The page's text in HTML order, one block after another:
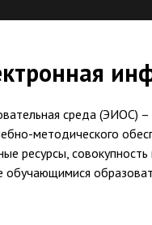
среда (ЭИОС)
методического
ресурсы,
обучающимися